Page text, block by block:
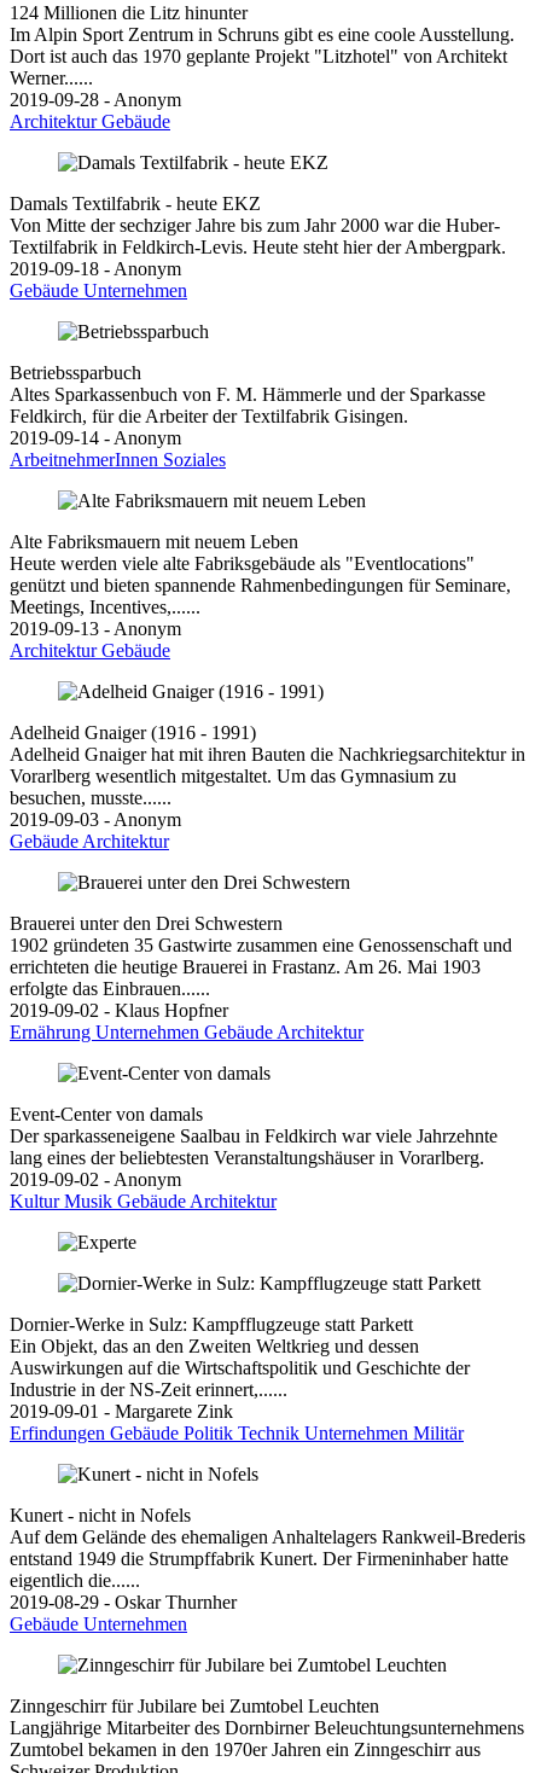
124 Millionen die Litz hinunter
Im Alpin Sport Zentrum in Schruns gibt es eine coole Ausstellung.
Dort ist auch das 1970 geplante Projekt "Litzhotel" von Architekt
Werner......
2019-09-28 - Anonym
ArchitekturGebäude
Damals Textilfabrik - heute EKZ
Von Mitte der sechziger Jahre bis zum Jahr 2000 war die Huber-
Textilfabrik in Feldkirch-Levis. Heute steht hier der Ambergpark.
2019-09-18 - Anonym
Gebäude Unternehmen
Betriebssparbuch
Altes Sparkassenbuch von F. M. Hämmerle und der Sparkasse
Feldkirch, für die Arbeiter der Textilfabrik Gisingen.
2019-09-14 - Anonym
ArbeitnehmerInnen Soziales
Alte Fabriksmauern mit neuem Leben
Heute werden viele alte Fabriksgebäude als "Eventlocations"
genützt und bieten spannende Rahmenbedingungen für Seminare,
Meetings, Incentives,......
2019-09-13 - Anonym
ArchitekturGebäude
Adelheid Gnaiger (1916 - 1991)
Adelheid Gnaiger hat mit ihren Bauten die Nachkriegsarchitektur in
Vorarlberg wesentlich mitgestaltet. Um das Gymnasium zu
besuchen, musste......
2019-09-03 - Anonym
Gebäude Architektur
Brauerei unter den Drei Schwestern
1902 gründeten 35 Gastwirte zusammen eine Genossenschaft und
errichteten die heutige Brauerei in Frastanz. Am 26. Mai 1903
erfolgte das Einbrauen......
2019-09-02 - Klaus Hopfner
Ernährung Unternehmen Gebäude Architektur
Event-Center von damals
Der sparkasseneigene Saalbau in Feldkirch war viele Jahrzehnte
lang eines der beliebtesten Veranstaltungshäuser in Vorarlberg.
2019-09-02 - Anonym
KulturMusik Gebäude Architektur
Dornier-Werke in Sulz: Kampfflugzeuge statt Parkett
Ein Objekt, das an den Zweiten Weltkrieg und dessen
Auswirkungen auf die Wirtschaftspolitik und Geschichte der
Industrie in der NS-Zeit erinnert,......
2019-09-01 - Margarete Zink
Erfindungen Gebäude Politik Technik Unternehmen Militär
Kunert - nicht in Nofels
Auf dem Gelände des ehemaligen Anhaltelagers Rankweil-Brederis
entstand 1949 die Strumpffabrik Kunert. Der Firmeninhaber hatte
eigentlich die......
2019-08-29 - Oskar Thurnher
Gebäude Unternehmen
Zinngeschirr für Jubilare bei Zumtobel Leuchten
Langjährige Mitarbeiter des Dornbirner Beleuchtungsunternehmens
Zumtobel bekamen in den 1970er Jahren ein Zinngeschirr aus